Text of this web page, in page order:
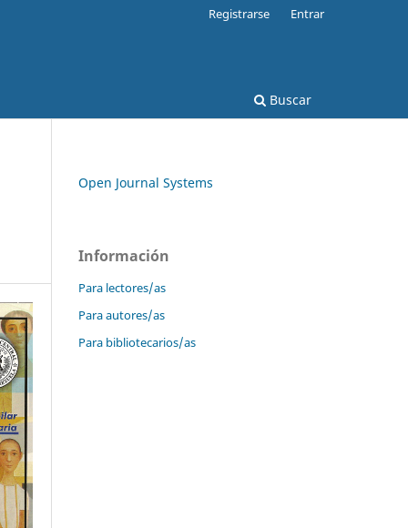
Buscar
Registrarse Entrar
Open Journal Systems
Información
Para lectores/as
Para autores/as
Para bibliotecarios/as